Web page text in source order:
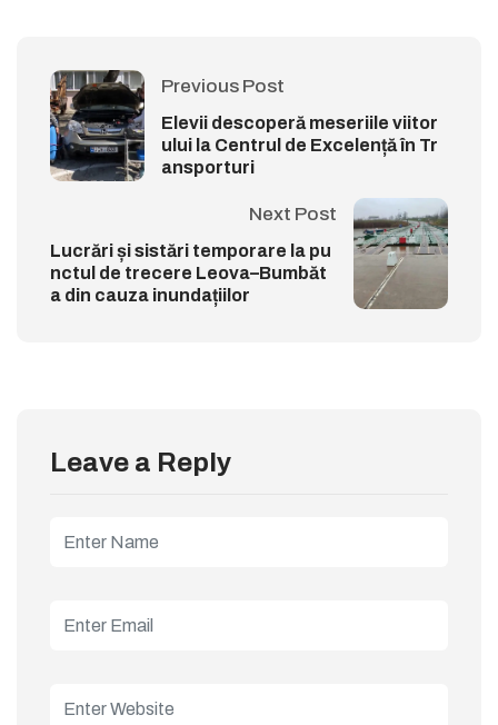
Previous Post
Elevii descoperă meseriile viitor
ului la Centrul de Excelență în Tr
ansporturi
Next Post
Lucrări și sistări temporare la pu
nctul de trecere Leova–Bumbăt
a din cauza inundațiilor
Leave a Reply